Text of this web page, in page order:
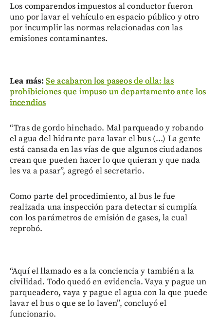
Los comparendos impuestos al conductor fueron
uno por lavar el vehículo en espacio público y otro
por incumplir las normas relacionadas con las
emisiones contaminantes.
Lea más:Se acabaron los paseos de olla: las
prohibiciones que impuso un departamento ante los
incendios
“Tras de gordo hinchado. Mal parqueado y robando
el agua del hidrante para lavar el bus (...) La gente
está cansada en las vías de que algunos ciudadanos
crean que pueden hacer lo que quieran y que nada
les va a pasar”, agregó el secretario.
Como parte del procedimiento, al bus le fue
realizada una inspección para detectar si cumplía
con los parámetros de emisión de gases, la cual
reprobó.
“Aquí el llamado es a la conciencia y también a la
civilidad. Todo quedó en evidencia. Vaya y pague un
parqueadero, vaya y pague el agua con la que puede
lavar el bus o que se lo laven”, concluyó el
funcionario.